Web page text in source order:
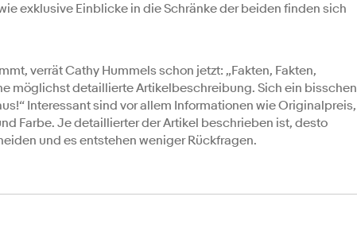
exklusive Einblicke in die Schränke der beiden finden sich
verrät Cathy Hummels schon jetzt: „Fakten, Fakten,
möglichst detaillierte Artikelbeschreibung. Sich ein bisschen
Interessant sind vor allem Informationen wie Originalpreis,
Farbe. Je detaillierter der Artikel beschrieben ist, desto
und es entstehen weniger Rückfragen.